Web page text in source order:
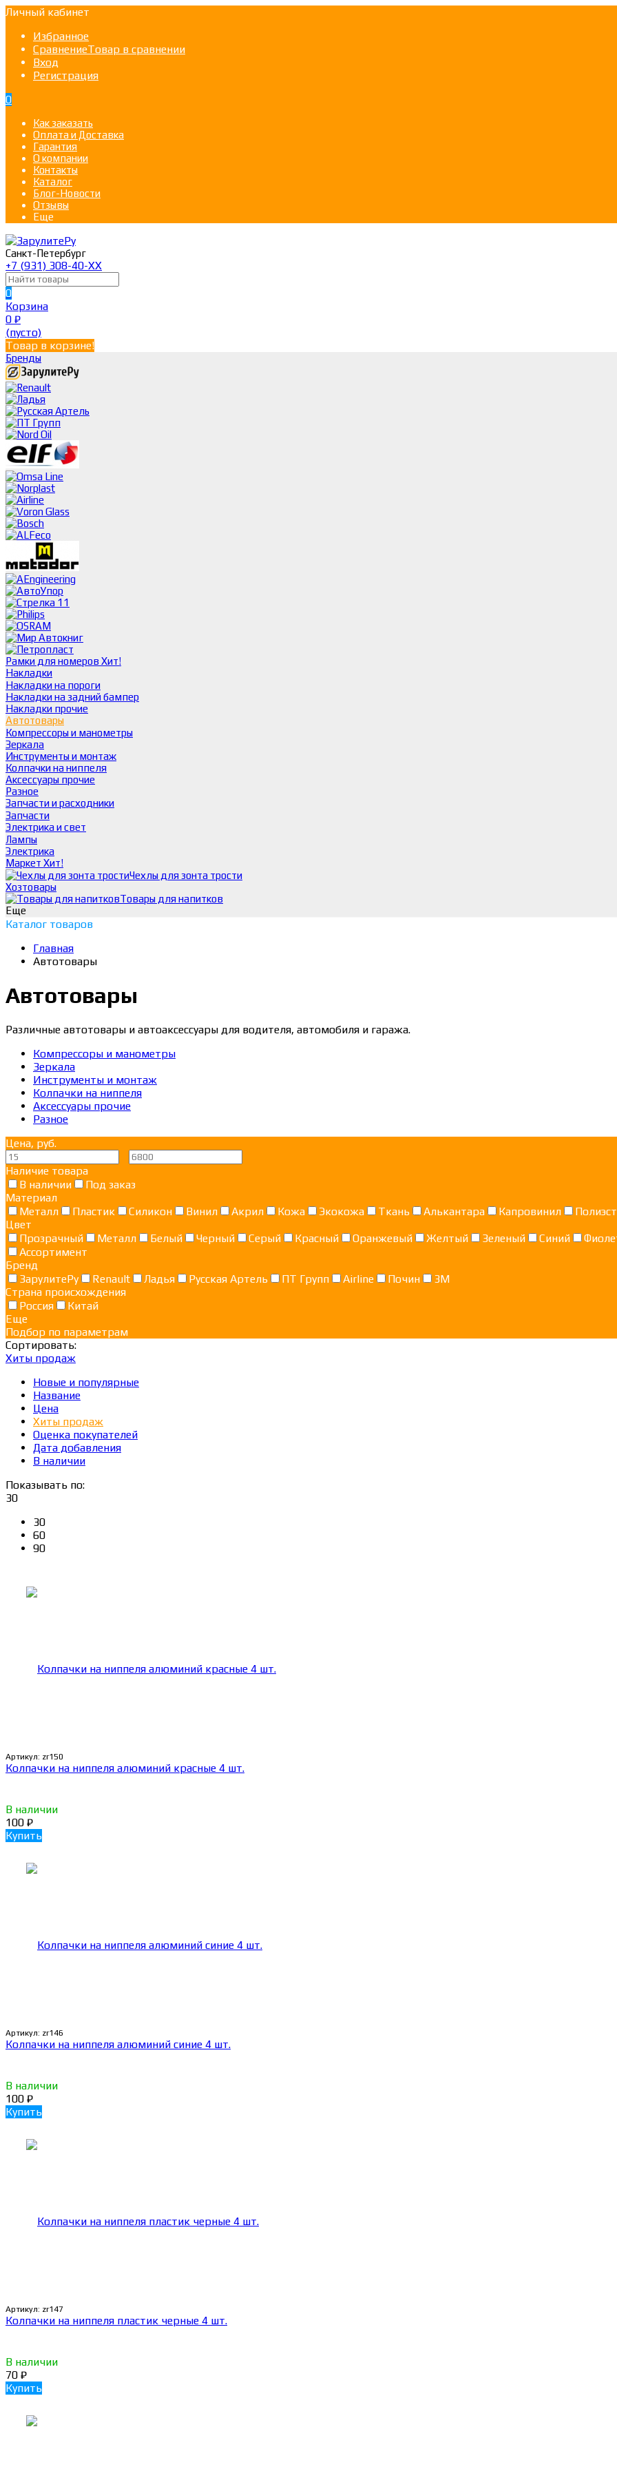
Личный кабинет
Избранное
СравнениеТовар в сравнении
Вход
Регистрация
0
Как заказать
Оплата и Доставка
Гарантия
О компании
Контакты
Каталог
Блог-Новости
Отзывы
Еще
Санкт-Петербург
+7 (931) 308-40-ХХ
0
Корзина
0 ₽
(пусто)
Товар в корзине!
Бренды
Рамки для номеров Хит!
Накладки
Накладки на пороги
Накладки на задний бампер
Накладки прочие
Автотовары
Компрессоры и манометры
Зеркала
Инструменты и монтаж
Колпачки на ниппеля
Аксессуары прочие
Разное
Запчасти и расходники
Запчасти
Электрика и свет
Лампы
Электрика
Маркет Хит!
Чехлы для зонта трости
Хозтовары
Товары для напитков
Еще
Каталог товаров
Главная
Автотовары
Автотовары
Различные автотовары и автоаксессуары для водителя, автомобиля и гаража.
Компрессоры и манометры
Зеркала
Инструменты и монтаж
Колпачки на ниппеля
Аксессуары прочие
Разное
Цена, руб.
Наличие товара
В наличии
Под заказ
Материал
Металл
Пластик Силикон Винил Акрил Кожа Экокожа Ткань Алькантара Капровинил
Цвет
Прозрачный
Металл Белый Черный Серый Красный Оранжевый Желтый Зеленый Синий
Ассортимент
Бренд
ЗарулитеРу
Renault Ладья Русская Артель ПТ Групп Airline Почин
3M
Страна происхождения
Россия
Китай
Еще
Подбор по параметрам
Сортировать:
Хиты продаж
Новые и популярные
Название
Цена
Хиты продаж
Оценка покупателей
Дата добавления
В наличии
Показывать по:
30
30
60
90
Артикул: zr150
Колпачки на ниппеля алюминий красные 4 шт.
В наличии
100 ₽
Купить
Артикул: zr146
Колпачки на ниппеля алюминий синие 4 шт.
В наличии
100 ₽
Купить
Артикул: zr147
Колпачки на ниппеля пластик черные 4 шт.
В наличии
70 ₽
Купить